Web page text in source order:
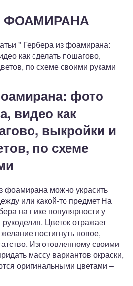
ФОАМИРАНА
" Гербера из фоамирана:
как сделать пошагово,
по схеме своими руками
фото
видео как
выкройки и
по схеме
можно украсить
или какой-то предмет На
на пике популярности у
Цветок отражает
постигнуть новое,
Изготовленному своими
массу вариантов окраски,
оригинальными цветами –